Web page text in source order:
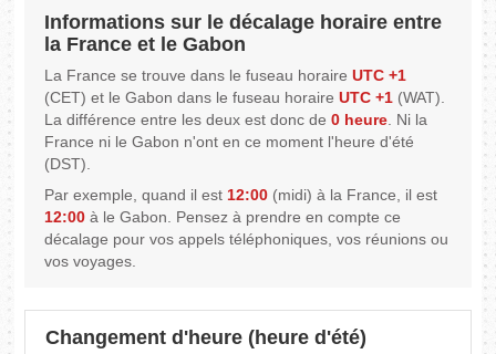
Informations sur le décalage horaire entre
la France et le Gabon
La France se trouve dans le fuseau horaireUTC +1
(CET) et le Gabon dans le fuseau horaireUTC +1 (WAT).
La différence entre les deux est donc de0 heure. Ni la
France ni le Gabon n'ont en ce moment l'heure d'été
(DST).
Par exemple, quand il est12:00 (midi) à la France, il est
12:00 à le Gabon. Pensez à prendre en compte ce
décalage pour vos appels téléphoniques, vos réunions ou
vos voyages.
Changement d'heure (heure d'été)